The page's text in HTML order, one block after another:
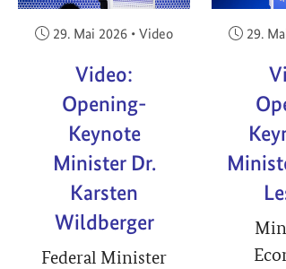
Veröffentlicht am:
29. Mai 2026 • Video
Video:
Opening-
Keynote
Minister Dr.
Karsten
Wildberger
Federal Minister
29.